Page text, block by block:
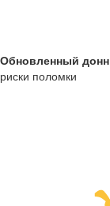
Обновленный
риски поломки